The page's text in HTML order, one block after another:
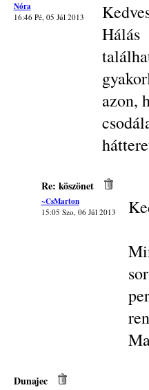
Nóra
16:46 Pé, 05 Júl 2013
azon,
Re: köszönet
~CsMarton
15:05 Szo, 06 Júl 2013
Dunajec